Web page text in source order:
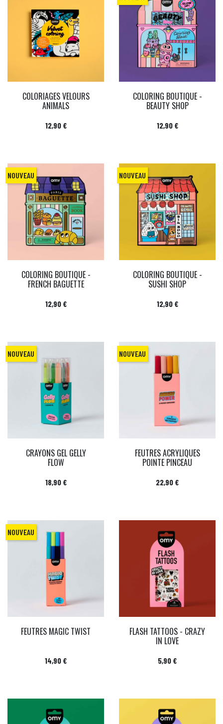
COLORIAGES VELOURS
ANIMALS
Prix
12,90 €
COLORING BOUTIQUE -
BEAUTY SHOP
Prix
12,90 €
COLORING BOUTIQUE -
FRENCH BAGUETTE
Prix
12,90 €
NOUVEAU
COLORING BOUTIQUE -
SUSHI SHOP
Prix
12,90 €
NOUVEAU
CRAYONS GEL GELLY
FLOW
Prix
18,90 €
NOUVEAU
FEUTRES ACRYLIQUES
POINTE PINCEAU
Prix
22,90 €
NOUVEAU
FEUTRES MAGIC TWIST
Prix
14,90 €
NOUVEAU
FLASH TATTOOS - CRAZY
IN LOVE
Prix
5,90 €